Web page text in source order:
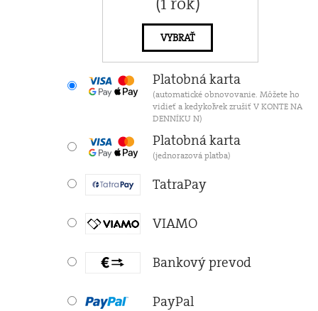
VYBRAŤ
Platobná karta
(automatické obnovovanie. Môžete ho
vidieť a kedykoľvek zrušiť V KONTE NA
DENNÍKU N)
Platobná karta
(jednorazová platba)
TatraPay
VIAMO
Bankový prevod
PayPal